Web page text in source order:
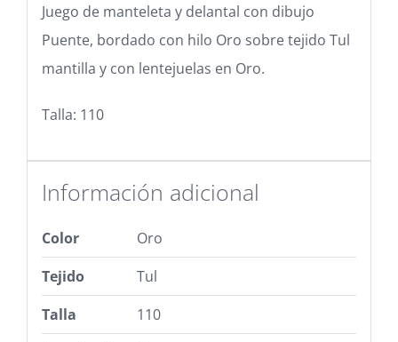
Juego de manteleta y delantal con dibujo
Puente, bordado con hilo Oro sobre tejido Tul
mantilla y con lentejuelas en Oro.
Talla: 110
Información adicional
Color
Oro
Tejido
Tul
Talla
110